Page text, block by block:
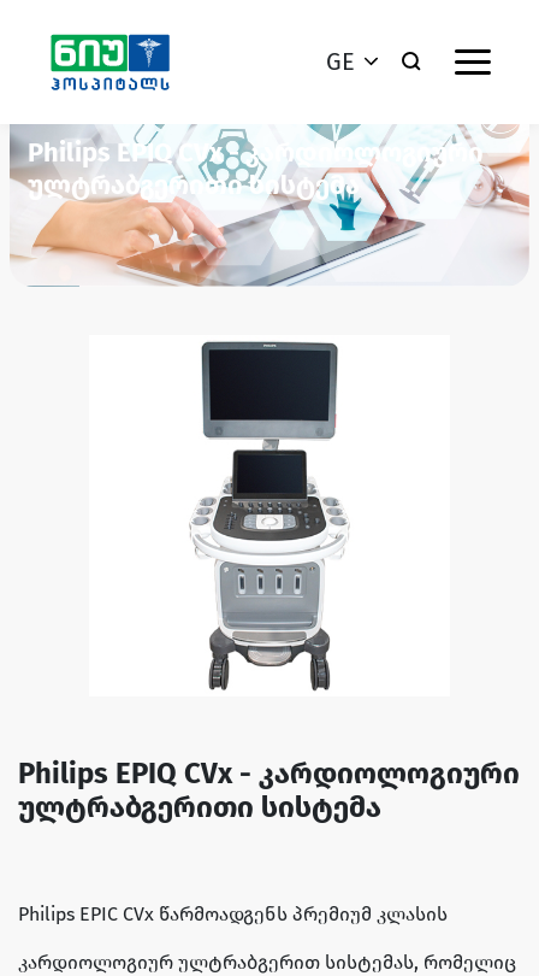
GE
Philips EPIQ CVx - კარდიოლოგიური
ულტრაბგერითი სისტემა
Philips EPIQ CVx - კარდიოლოგიური
ულტრაბგერითი სისტემა
Philips EPIC CVx წარმოადგენს პრემიუმ კლასის
კარდიოლოგიურ ულტრაბგერით სისტემას, რომელიც